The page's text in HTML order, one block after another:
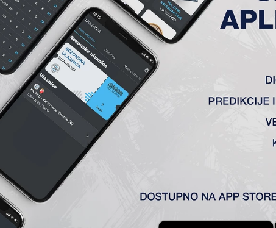
ANALIZA UTAKMICE
ANALIZA UTAKMICA
FK TSC
VS
OFK Vršac
1 : 0